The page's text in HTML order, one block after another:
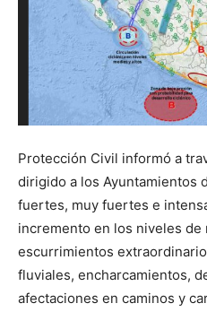
Protección Civil informó a
dirigido a los Ayuntamientos
fuertes, muy fuertes e
incremento en los niveles de
escurrimientos
fluviales, encharcamientos,
afectaciones en caminos y